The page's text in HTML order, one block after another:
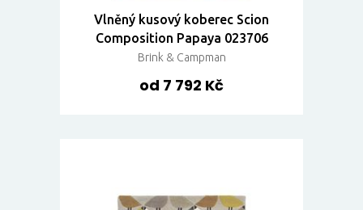
Vlněný kusový koberec Scion
Composition Papaya 023706
Brink & Campman
od 7 792 Kč